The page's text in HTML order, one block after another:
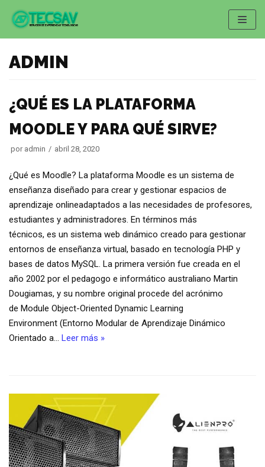
Saltar
al
ADMIN
¿QUÉ ES LA PLATAFORMA
MOODLE Y PARA QUÉ SIRVE?
por admin abril 28, 2020
¿Qué es Moodle? La plataforma Moodle es un sistema de
enseñanza diseñado para crear y gestionar espacios de
aprendizaje onlineadaptados a las necesidades de profesores,
estudiantes y administradores. En términos más
técnicos, es un sistema web dinámico creado para gestionar
entornos de enseñanza virtual, basado en tecnología PHP y
bases de datos MySQL. La primera versión fue creada en el
año 2002 por el pedagogo e informático australiano Martin
Dougiamas, y su nombre original procede del acrónimo
de Module Object-Oriented Dynamic Learning
Environment (Entorno Modular de Aprendizaje Dinámico
Orientado a… Leer más »